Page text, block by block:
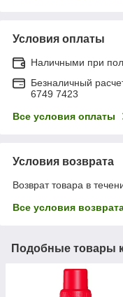
Условия оплаты
Наличными при
Безналичный
6749 7423
Все условия оплаты
Условия возврата
Возврат товара в
Все условия
Подобные товары